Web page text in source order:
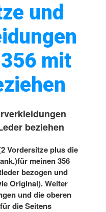
und
mit
beziehen
Vordersitze plus die
meinen 356
bezogen und
Original). Weiter
und die oberen
die Seitens